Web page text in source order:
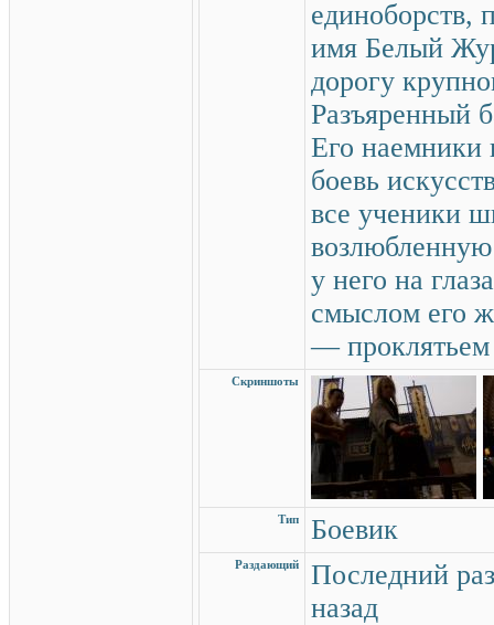
единоборств,
имя Белый
дорогу
Разъяренный
Его наемники
боевь
все ученики
у него на
смыслом его
— проклятьем
Скриншоты
Тип Боевик
Раздающий
Последний
назад